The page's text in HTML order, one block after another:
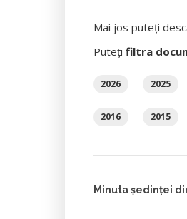
Mai jos puteți
Puteți filtra
2026 2025
2016 2015
Minuta ședinței